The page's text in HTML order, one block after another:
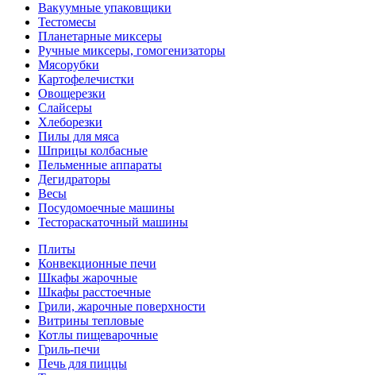
Вакуумные упаковщики
Тестомесы
Планетарные миксеры
Ручные миксеры, гомогенизаторы
Мясорубки
Картофелечистки
Овощерезки
Слайсеры
Хлеборезки
Пилы для мяса
Шприцы колбасные
Пельменные аппараты
Дегидраторы
Весы
Посудомоечные машины
Тестораскаточный машины
Плиты
Конвекционные печи
Шкафы жарочные
Шкафы расстоечные
Грили, жарочные поверхности
Витрины тепловые
Котлы пищеварочные
Гриль-печи
Печь для пиццы